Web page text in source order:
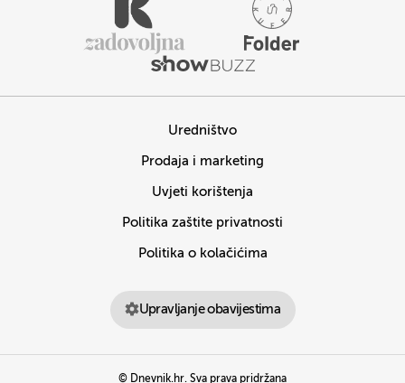
Uredništvo
Prodaja i marketing
Uvjeti korištenja
Politika zaštite privatnosti
Politika o kolačićima
Upravljanje obavijestima
© Dnevnik.hr. Sva prava pridržana